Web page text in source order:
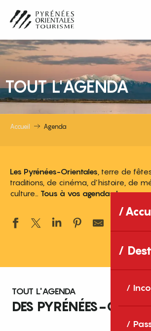
contenu
principal
TOUT L'AGENDA
Accueil Agenda
Les Pyrénées-Orientales , terre de
traditions, de cinéma, d’histoire, de
culture… Tous à vos agendas !
TOUT L'AGENDA
DES PYRÉNÉES-